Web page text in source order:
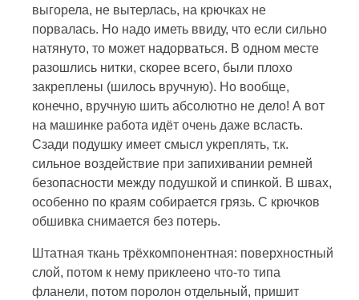
выгорела, не вытерлась, на крючках не
порвалась. Но надо иметь ввиду, что если сильно
натянуто, то может надорваться. В одном месте
разошлись нитки, скорее всего, были плохо
закреплены (шилось вручную). Но вообще,
конечно, вручную шить абсолютно не дело! А вот
на машинке работа идёт очень даже всласть.
Сзади подушку имеет смысл укреплять, т.к.
сильное воздействие при запихивании ремней
безопасности между подушкой и спинкой. В швах,
особенно по краям собирается грязь. С крючков
обшивка снимается без потерь.
Штатная ткань трёхкомпонентная: поверхностный
слой, потом к нему приклеено что-то типа
фланели, потом поролон отдельный, пришит